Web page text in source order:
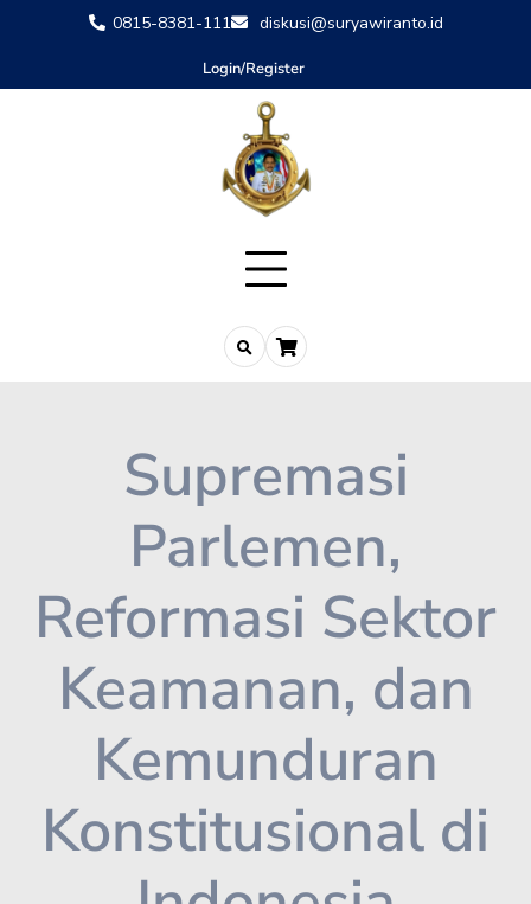
0815-8381-111 diskusi@suryawiranto.id
Login/Register
Supremasi
Parlemen,
Reformasi Sektor
Keamanan, dan
Kemunduran
Konstitusional di